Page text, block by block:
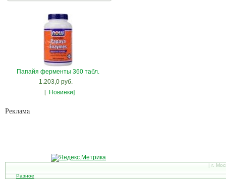
Папайя ферменты 360 табл.
1.203,0 руб.
[ Новинки]
Рекламa
| г.
Разное